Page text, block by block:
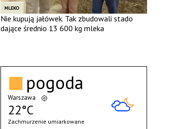
MLEKO
Nie kupują jałówek. Tak zbudowali stado
dające średnio 13 600 kg mleka
pogoda
Warszawa
22°C
Zachmurzenie umiarkowane